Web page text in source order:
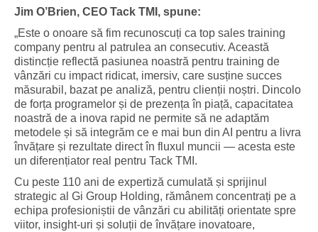
Jim O’Brien, CEO Tack TMI, spune:
„Este o onoare să fim recunoscuți ca top sales training
company pentru al patrulea an consecutiv. Această
distincție reflectă pasiunea noastră pentru training de
vânzări cu impact ridicat, imersiv, care susține succes
măsurabil, bazat pe analiză, pentru clienții noștri. Dincolo
de forța programelor și de prezența în piață, capacitatea
noastră de a inova rapid ne permite să ne adaptăm
metodele și să integrăm ce e mai bun din AI pentru a livra
învățare și rezultate direct în fluxul muncii — acesta este
un diferențiator real pentru Tack TMI.
Cu peste 110 ani de expertiză cumulată și sprijinul
strategic al Gi Group Holding, rămânem concentrați pe a
echipa profesioniștii de vânzări cu abilități orientate spre
viitor, insight-uri și soluții de învățare inovatoare,